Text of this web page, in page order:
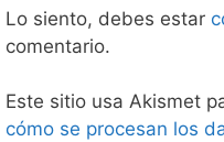
Lo siento, debes estar
comentario.
Este sitio usa Akismet
cómo se procesan los